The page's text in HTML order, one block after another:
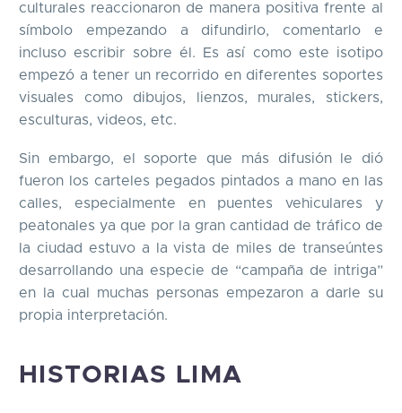
culturales reaccionaron de manera positiva frente al
símbolo empezando a difundirlo, comentarlo e
incluso escribir sobre él. Es así como este isotipo
empezó a tener un recorrido en diferentes soportes
visuales como dibujos, lienzos, murales, stickers,
esculturas, videos, etc.
Sin embargo, el soporte que más difusión le dió
fueron los carteles pegados pintados a mano en las
calles, especialmente en puentes vehiculares y
peatonales ya que por la gran cantidad de tráfico de
la ciudad estuvo a la vista de miles de transeúntes
desarrollando una especie de “campaña de intriga”
en la cual muchas personas empezaron a darle su
propia interpretación.
HISTORIAS LIMA